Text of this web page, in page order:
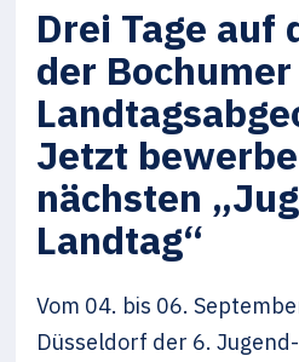
Drei Tage auf
der Bochumer
Jetzt
nächsten
Landtag“
Vom 04. bis 06.
Düsseldorf der 6.